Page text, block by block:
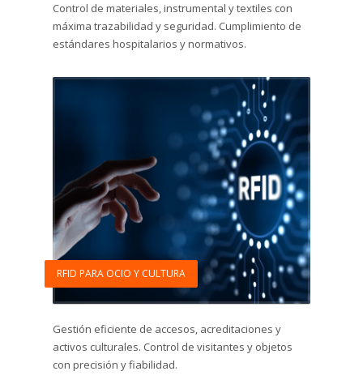
Control de materiales, instrumental y textiles con
máxima trazabilidad y seguridad. Cumplimiento de
estándares hospitalarios y normativos.
RFID PARA OCIO Y CULTURA
Gestión eficiente de accesos, acreditaciones y
activos culturales. Control de visitantes y objetos
con precisión y fiabilidad.